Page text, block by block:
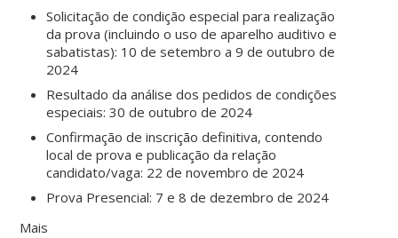
Solicitação de condição especial para realização
da prova (incluindo o uso de aparelho auditivo e
sabatistas): 10 de setembro a 9 de outubro de
2024
Resultado da análise dos pedidos de condições
especiais: 30 de outubro de 2024
Confirmação de inscrição definitiva, contendo
local de prova e publicação da relação
candidato/vaga: 22 de novembro de 2024
Prova Presencial: 7 e 8 de dezembro de 2024
Mais